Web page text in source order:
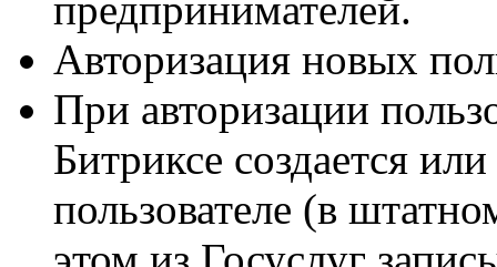
предпринимателей.
Авторизация новых
При авторизации
Битриксе создается
пользователе (в